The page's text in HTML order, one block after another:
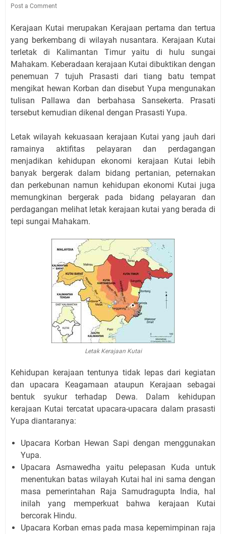
Post a Comment
Kerajaan Kutai merupakan Kerajaan pertama dan tertua
yang berkembang di wilayah nusantara. Kerajaan Kutai
terletak di Kalimantan Timur yaitu di hulu sungai
Mahakam. Keberadaan kerajaan Kutai dibuktikan dengan
penemuan 7 tujuh Prasasti dari tiang batu tempat
mengikat hewan Korban dan disebut Yupa mengunakan
tulisan Pallawa dan berbahasa Sansekerta. Prasati
tersebut kemudian dikenal dengan Prasasti Yupa.
Letak wilayah kekuasaan kerajaan Kutai yang jauh dari
ramainya aktifitas pelayaran dan perdagangan
menjadikan kehidupan ekonomi kerajaan Kutai lebih
banyak bergerak dalam bidang pertanian, peternakan
dan perkebunan namun kehidupan ekonomi Kutai juga
memungkinan bergerak pada bidang pelayaran dan
perdagangan melihat letak kerajaan kutai yang berada di
tepi sungai Mahakam.
Letak Kerajaan Kutai
Kehidupan kerajaan tentunya tidak lepas dari kegiatan
dan upacara Keagamaan ataupun Kerajaan sebagai
bentuk syukur terhadap Dewa. Dalam kehidupan
kerajaan Kutai tercatat upacara-upacara dalam prasasti
Yupa diantaranya:
Upacara Korban Hewan Sapi dengan menggunakan
Yupa.
Upacara Asmawedha yaitu pelepasan Kuda untuk
menentukan batas wilayah Kutai hal ini sama dengan
masa pemerintahan Raja Samudragupta India, hal
inilah yang memperkuat bahwa kerajaan Kutai
bercorak Hindu.
Upacara Korban emas pada masa kepemimpinan raja